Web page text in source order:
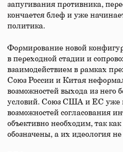
запугивания противника,
кончается блеф и уже
политика.
Формирование новой
в переходной стадии и
взаимодействием в рамках
Союз России и Китая
возможностей выхода из него
условий. Союз США и ЕС уже
возможностей согласования
объективно необходим, так
обозначены, а их идеология не